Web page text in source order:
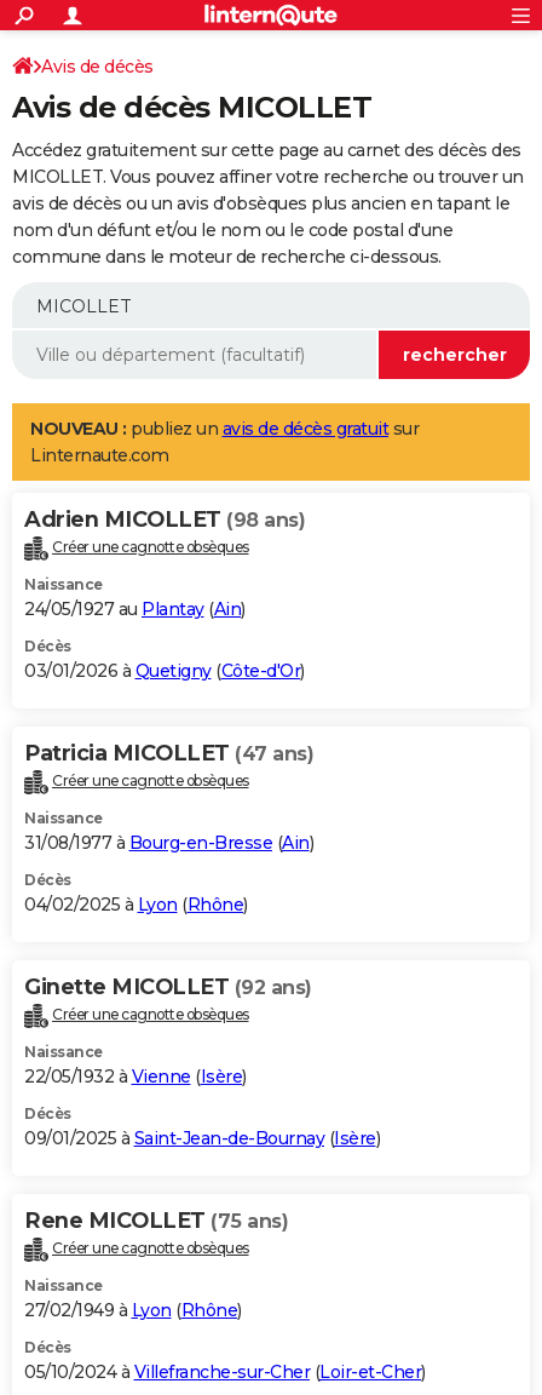
ACTUALITÉS
Politique
Société
Faits Divers
Education
Monde
Villes
+
SPORT
Coupe du monde 2026
Football
Tennis
Cyclisme
Rugby
Forum
Programme TV
TNT
Streaming
Cinéma
Sorties cinéma
Musique
+
FINANCE
Retraite
Epargne
Immobilier
Risques naturels par ville
Banque
Assurance
AUTO
Essais
Réserver un essai
Citadines
Berlines
SUV
Forum auto
+
Mobiles
Meilleur smartphone
Internet
Ordinateurs
Jeux vidéo
Guide high-tech
Aménagement intérieur
LIFESTYLE
Art de vivre
Bien-être
Loisirs
Mode
Modes de vie
Alimentation
Guide de la santé
Maladies
Médicaments
Sommeil
VOYAGE
Destinations
City break
Voyage nature
Voyage de noces
Forum
Climat
+PHOTO
GUIDES D'ACHAT
BONS PLANS
Carte de Noël
Carte Bonne année
Carte Saint-Valentin
Carte Pâques
Carte d'anniversaire
DICTIONNAIRE
Dictionnaire
Biographies
Citations
Expressions
Proverbes
PROGRAMME TV
S'inscrire
Se connecter
Lycées
Collèges
Primaires
Universités
Entreprises
Service militaire
Avis de recherche
AVIS DE DÉCÈS
Bricolage
Lifestyle
Culture
Sport
Auto
Television
Voyage
Cinema
Avis de décès
Avis de décès MICOLLET
Accédez gratuitement sur cette page au carnet des décès des
MICOLLET. Vous pouvez affiner votre recherche ou trouver un
avis de décès ou un avis d'obsèques plus ancien en tapant le
nom d'un défunt et/ou le nom ou le code postal d'une
commune dans le moteur de recherche ci-dessous.
NOUVEAU : publiez un avis de décès gratuitsur
Linternaute.com
Adrien MICOLLET (98 ans)
Créer une cagnotte obsèques
Naissance
24/05/1927 au Plantay(Ain)
Décès
03/01/2026 à Quetigny(Côte-d'Or)
Patricia MICOLLET (47 ans)
Créer une cagnotte obsèques
Naissance
31/08/1977 à Bourg-en-Bresse (Ain)
Décès
04/02/2025 à Lyon (Rhône)
Ginette MICOLLET (92 ans)
Créer une cagnotte obsèques
Naissance
22/05/1932 à Vienne (Isère)
Décès
09/01/2025 à Saint-Jean-de-Bournay(Isère)
Rene MICOLLET (75 ans)
Créer une cagnotte obsèques
Naissance
27/02/1949 à Lyon (Rhône)
Décès
05/10/2024 à Villefranche-sur-Cher(Loir-et-Cher)